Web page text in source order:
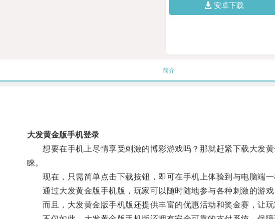
安卓下载
简介
大发黄金版手机登录
想要在手机上尽情享受刺激的博彩游戏吗？那就赶紧下载大发黄
睐。
现在，只需简单点击下载按钮，即可在手机上体验到与电脑端一
通过大发黄金版手机版，玩家可以随时随地参与各种刺激的游戏
而且，大发黄金版手机版还提供丰富的优惠活动和奖金赛，让玩